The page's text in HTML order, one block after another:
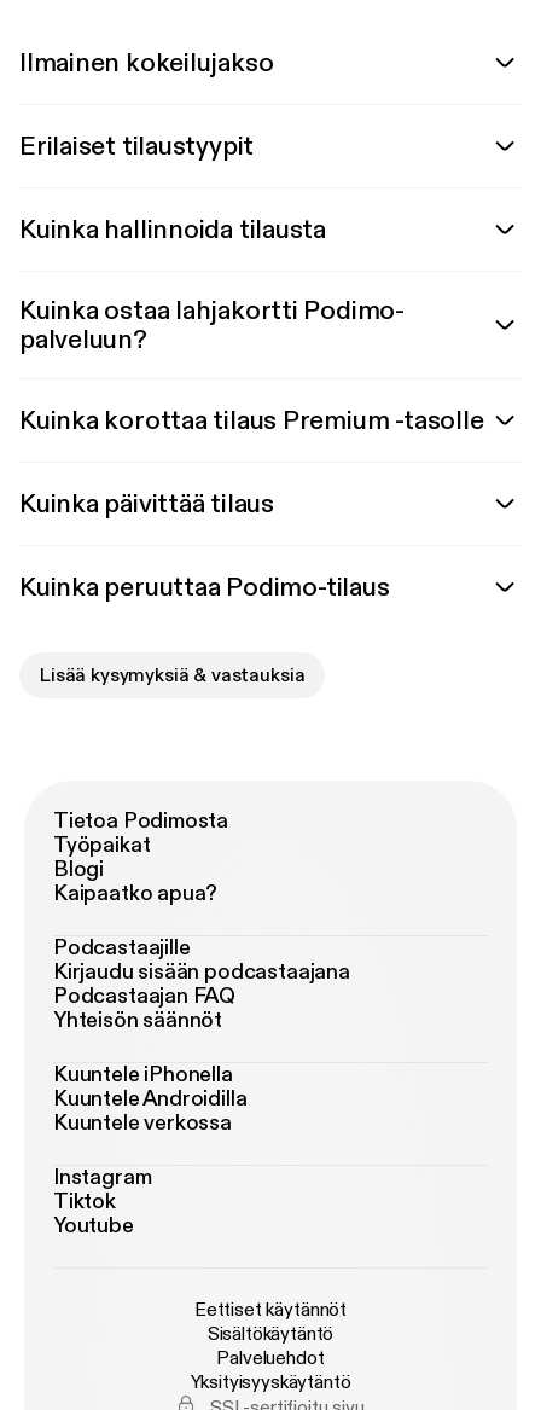
Ilmainen kokeilujakso
Erilaiset tilaustyypit
Kuinka hallinnoida tilausta
Kuinka ostaa lahjakortti Podimo-
palveluun?
Kuinka korottaa tilaus Premium -tasolle
Kuinka päivittää tilaus
Kuinka peruuttaa Podimo-tilaus
Lisää kysymyksiä & vastauksia
Tietoa Podimosta
Työpaikat
Blogi
Kaipaatko apua?
Podcastaajille
Kirjaudu sisään podcastaajana
Podcastaajan FAQ
Yhteisön säännöt
Kuuntele iPhonella
Kuuntele Androidilla
Kuuntele verkossa
Instagram
Tiktok
Youtube
Eettiset käytännöt
Sisältökäytäntö
Palveluehdot
Yksityisyyskäytäntö